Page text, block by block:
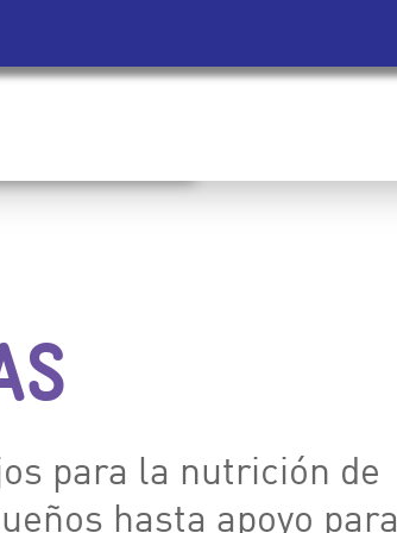
Principal
(WIC)
para la nutrición de
hasta apoyo para